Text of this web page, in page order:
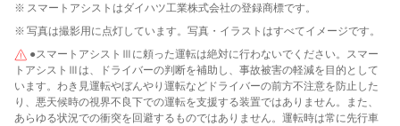
※ スマートアシストはダイハツ工業株式会社の登録商標です。
※ 写真は撮影用に点灯しています。写真・イラストはすべてイメージです。
●スマートアシストⅢに頼った運転は絶対に行わないでください。スマー
トアシストⅢは、ドライバーの判断を補助し、事故被害の軽減を目的として
います。わき見運転やぼんやり運転などドライバーの前方不注意を防止した
り、悪天候時の視界不良下での運転を支援する装置ではありません。また、
あらゆる状況での衝突を回避するものではありません。運転時は常に先行車